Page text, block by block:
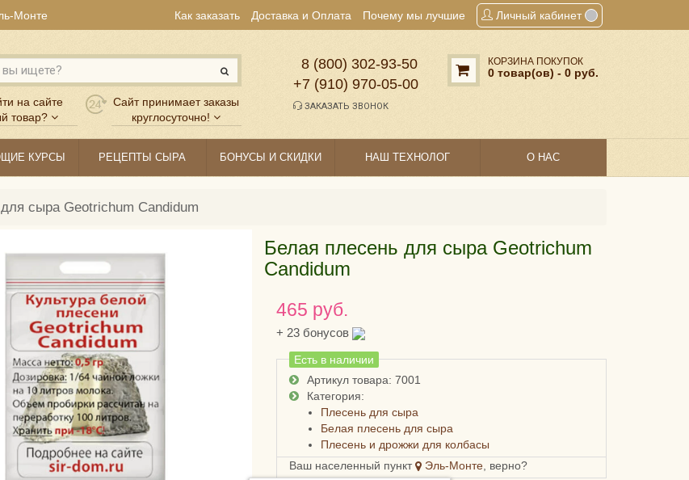
Монте Как заказать Доставка и Оплата Почему мы лучшие Личный кабинет
на сайте
товар?
Сайт принимает заказы
круглосуточно!
8 (800) 302‑93‑50
+7 (910) 970‑05‑00
ЗАКАЗАТЬ ЗВОНОК
КОРЗИНА ПОКУПОК
0 товар(ов) - 0 руб.
КУРСЫ РЕЦЕПТЫ СЫРА БОНУСЫ И СКИДКИ НАШ ТЕХНОЛОГ О НАС
сыра Geotrichum Candidum
Белая плесень для сыра Geotrichum
Candidum
465 руб.
+ 23 бонусов
Есть в наличии
Артикул товара: 7001
Категория:
Плесень для сыра
Белая плесень для сыра
Плесень и дрожжи для колбасы
Ваш населенный пункт
Эль-Монте, верно?